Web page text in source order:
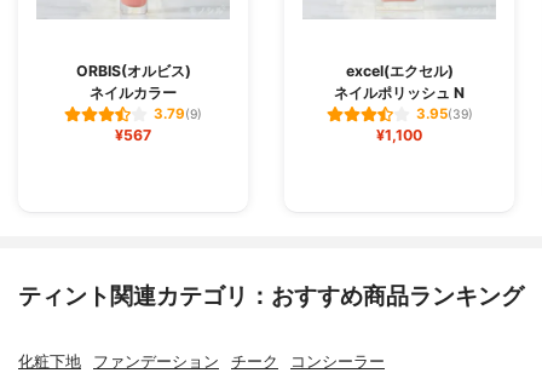
ORBIS(オルビス)
ネイルカラー
3.79(9)
¥567
excel(エクセル)
ネイルポリッシュ N
3.95(39)
¥1,100
ティント関連カテゴリ：おすすめ商品ランキング
化粧下地 ファンデーション チーク コンシーラー